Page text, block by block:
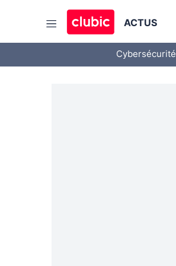
ACTUS
Cybersécurité